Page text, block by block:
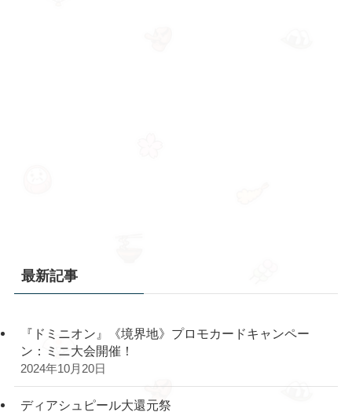
最新記事
『ドミニオン』《境界地》プロモカードキャンペー
ン：ミニ大会開催！
2024年10月20日
ディアシュピール大還元祭